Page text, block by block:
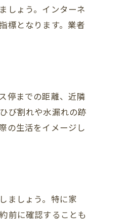
しょう。インターネ
標となります。業者
停までの距離、近隣
び割れや水漏れの跡
の生活をイメージし
ましょう。特に家
前に確認することも